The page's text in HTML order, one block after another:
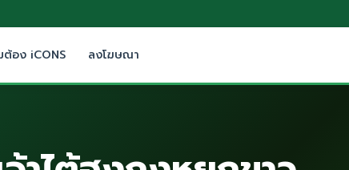
ต้อง iCONS ลงโฆษณา